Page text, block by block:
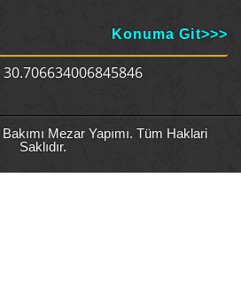
Konuma Git>>>
Mezar Yapımı. Tüm Haklari
Saklıdır.